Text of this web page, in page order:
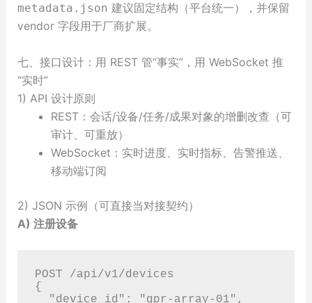
metadata.json 建议固定结构（平台统一），并保留
vendor 字段用于厂商扩展。
七、接口设计：用 REST 管“事实”，用 WebSocket 推
“实时”
1) API 设计原则
REST：会话/设备/任务/成果对象的增删改查（可
审计、可重放）
WebSocket：实时进度、实时指标、告警推送、
移动端订阅
2) JSON 示例（可直接当对接契约）
A) 注册设备
POST /api/v1/devices
{